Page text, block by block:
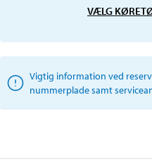
VÆLG
Vigtig information ved
nummerplade samt